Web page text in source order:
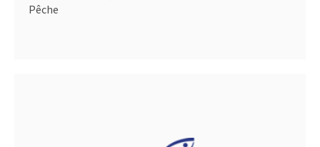
Pêche